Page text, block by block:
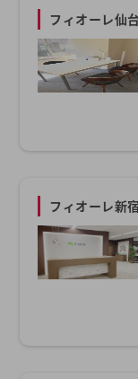
フィオーレ仙
フィオーレ新